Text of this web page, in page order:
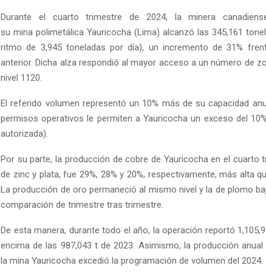
Durante el cuarto trimestre de 2024, la minera
su mina polimetálica Yauricocha (Lima) alcanzó las 345,161
ritmo de 3,945 toneladas por día), un incremento de 31%
anterior. Dicha alza respondió al mayor acceso a un número de
nivel 1120.
El referido volumen representó un 10% más de su capacidad
permisos operativos le permiten a Yauricocha un exceso del
autorizada).
Por su parte, la producción de cobre de Yauricocha en el cuarto
de zinc y plata, fue 29%, 28% y 20%, respectivamente, más alta
La producción de oro permaneció al mismo nivel y la de plomo
comparación de trimestre tras trimestre.
De esta manera, durante todo el año, la operación reportó
encima de las 987,043 t de 2023. Asimismo, la producción
la mina Yauricocha excedió la programación de volumen del 2024.